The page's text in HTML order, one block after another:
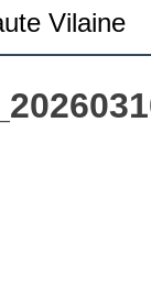
Vilaine